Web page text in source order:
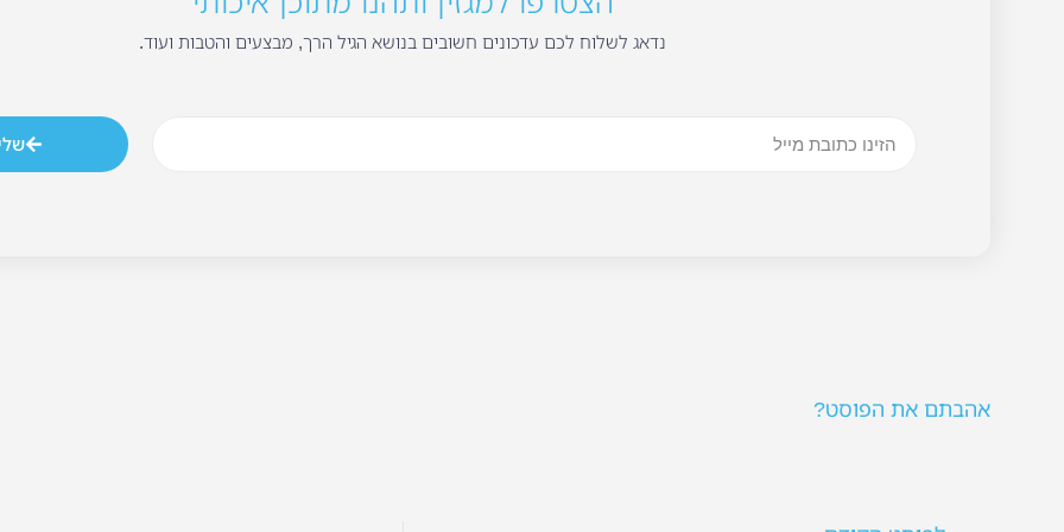
נדאג לשלוח לכם עדכונים חשובים בנושא הגיל הרך, מבצעים והטבות ועוד.
אהבתם את הפוסט?